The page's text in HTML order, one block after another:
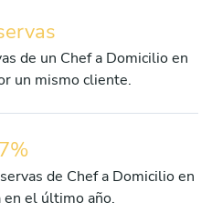
de un Chef a Domicilio en
un mismo cliente.
de Chef a Domicilio en
el último año.